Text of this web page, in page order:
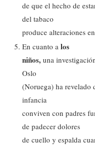
de que el hecho de
del tabaco
produce alteraciones
En cuanto a los
niños, una
Oslo
(Noruega) ha revelado
infancia
conviven con padres
de padecer dolores
de cuello y espalda